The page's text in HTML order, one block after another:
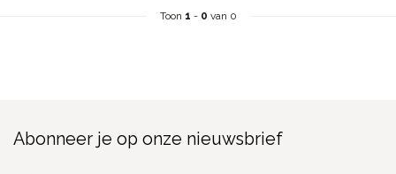
Toon 1 - 0 van 0
Abonneer je op onze nieuwsbrief